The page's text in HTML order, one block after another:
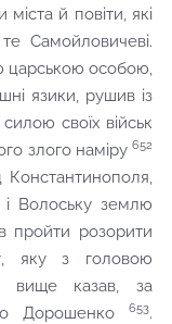
міста й повіти, які
Самойловичеві.
царською особою,
язики, рушив із
своїх військ
злого наміру 652
Константинополя,
Волоську землю
пройти розорити
яку з головою
вище казав, за
Дорошенко
653.